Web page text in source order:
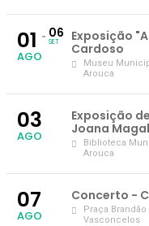
01
AGO
06
SET
Exposição
Cardoso
Museu
Arouca
03
AGO
Exposição
Joana
Biblioteca
Arouca
07
AGO
Concerto -
Praça
Vasconcelos